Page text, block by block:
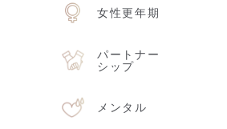
女性更年期
パートナー
シップ
メンタル